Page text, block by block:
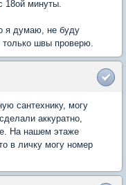
18ой минуты.
я думаю, не буду
только швы проверю.
сантехнику, могу
аккуратно,
На нашем этаже
в личку могу номер